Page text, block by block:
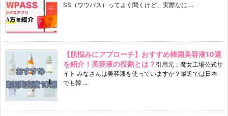
SS（ワウパス）ってよく聞くけど、実際なに ...
【肌悩みにアプローチ】おすすめ韓国美容液10選
を紹介！美容液の役割とは？ 引用元：魔女工場公式サ
イト みなさんは美容液を使っていますか？最近では日本
でも韓 ...